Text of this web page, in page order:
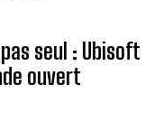
seul : Ubisoft
ouvert